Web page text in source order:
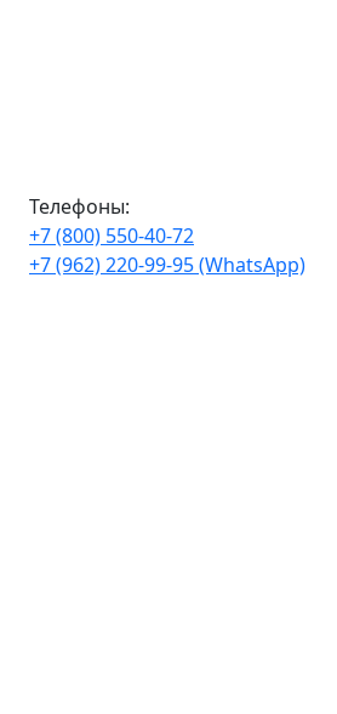
Телефоны:
+7 (800) 550-40-72
+7 (962) 220-99-95 (WhatsApp)